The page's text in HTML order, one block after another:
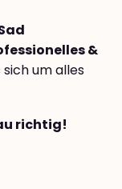
&
sich um alles
richtig!